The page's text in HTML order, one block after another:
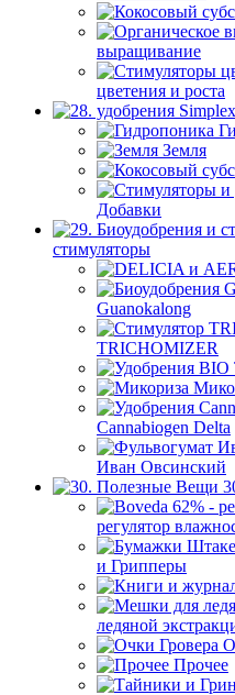
выращивание
цветения и роста
Земля
Добавки
стимуляторы
Guanokalong
TRICHOMIZER
Cannabiogen Delta
Иван Овсинский
регулятор
и Грипперы
ледяной
Прочее